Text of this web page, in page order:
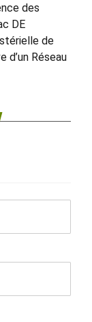
des
DE
de
d’un Réseau